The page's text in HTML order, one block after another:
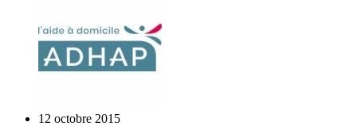
12 octobre 2015